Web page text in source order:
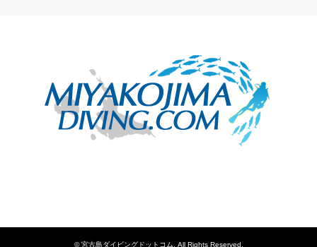
©宮古島ダイビングドットコム . All Rights Reserved.